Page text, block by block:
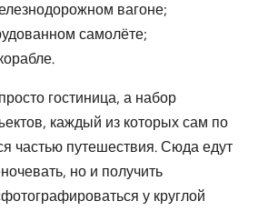
вагоне;
самолёте;
гостиница, а набор
каждый из которых сам по
частью путешествия. Сюда едут
но и получить
у круглой